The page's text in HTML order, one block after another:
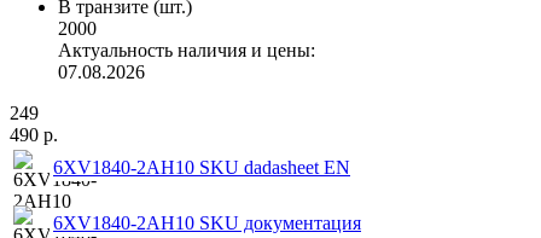
В транзите (шт.)
2000
Актуальность наличия и цены:
07.08.2026
249
490 р.
6XV1840-2AH10 SKU dadasheet EN
6XV1840-2AH10 SKU документация